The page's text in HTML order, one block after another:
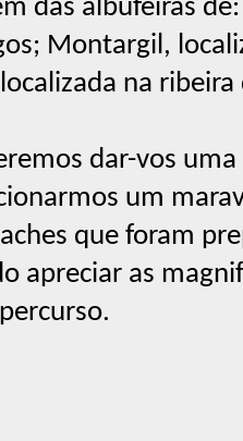
das albufeiras
Montargil,
na ribeira
dar-vos
um
que foram
apreciar as